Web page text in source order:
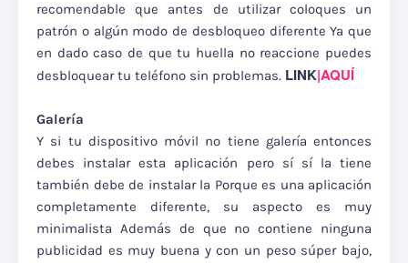
recomendable que antes de utilizar coloques un
patrón o algún modo de desbloqueo diferente Ya que
en dado caso de que tu huella no reaccione puedes
desbloquear tu teléfono sin problemas. LINK|AQUÍ
Galería
Y si tu dispositivo móvil no tiene galería entonces
debes instalar esta aplicación pero sí sí la tiene
también debe de instalar la Porque es una aplicación
completamente diferente, su aspecto es muy
minimalista Además de que no contiene ninguna
publicidad es muy buena y con un peso súper bajo,